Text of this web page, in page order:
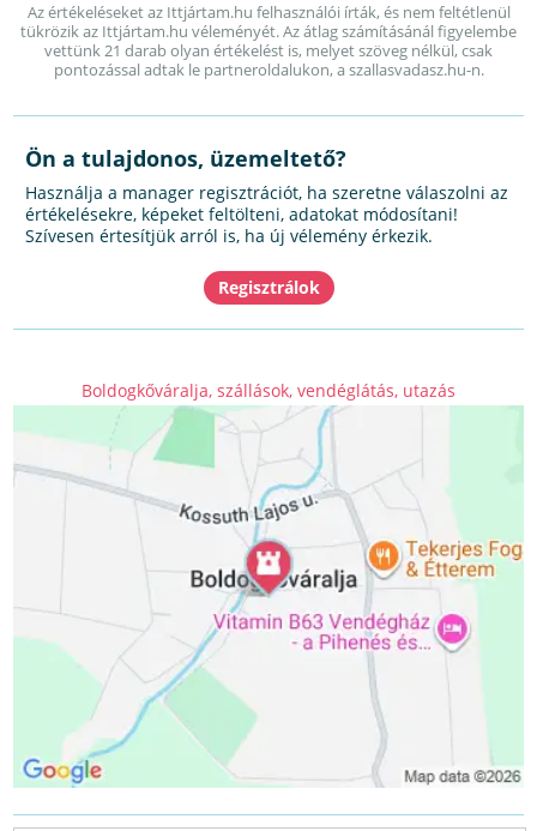
Az értékeléseket az Ittjártam.hu felhasználói írták, és nem feltétlenül
tükrözik az Ittjártam.hu véleményét. Az átlag számításánál figyelembe
vettünk 21 darab olyan értékelést is, melyet szöveg nélkül, csak
pontozással adtak le partneroldalukon, a szallasvadasz.hu-n.
Ön a tulajdonos, üzemeltető?
Használja a manager regisztrációt, ha szeretne válaszolni az
értékelésekre, képeket feltölteni, adatokat módosítani!
Szívesen értesítjük arról is, ha új vélemény érkezik.
Boldogkőváralja, szállások, vendéglátás, utazás